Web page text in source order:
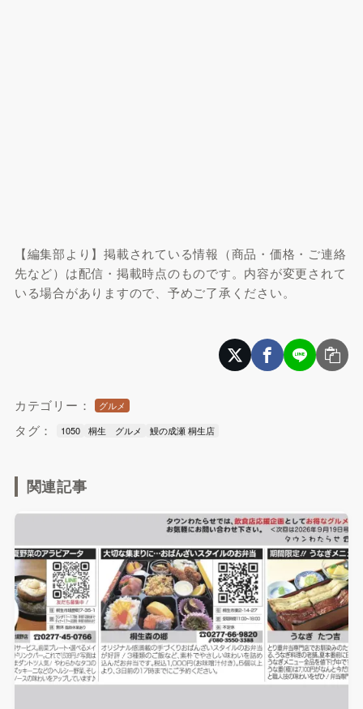
【編集部より】掲載されている情報（商品・価格・ご連絡
先など）は配信・掲載時点のものです。内容が変更されて
いる場合がありますので、予めご了承ください。
カテゴリー： グルメ
タグ： 1050 桐生 グルメ 鰻の成瀬 桐生店
関連記事